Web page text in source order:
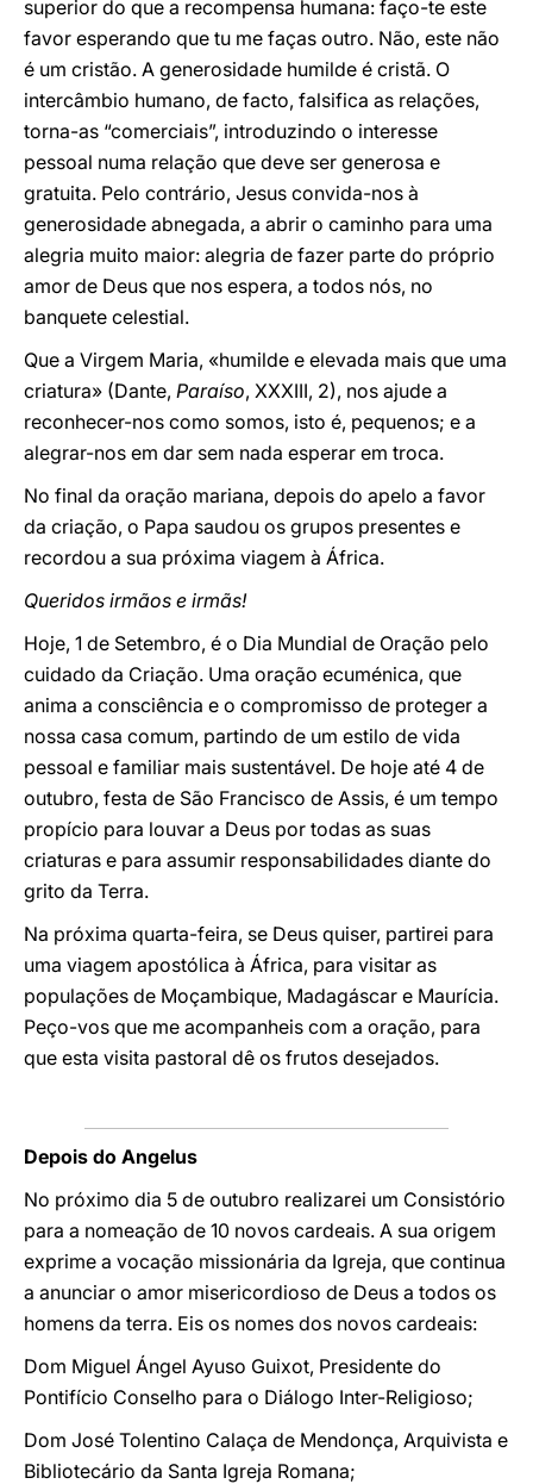
superior do que a recompensa humana: faço-te este
favor esperando que tu me faças outro. Não, este não
é um cristão. A generosidade humilde é cristã. O
intercâmbio humano, de facto, falsifica as relações,
torna-as “comerciais”, introduzindo o interesse
pessoal numa relação que deve ser generosa e
gratuita. Pelo contrário, Jesus convida-nos à
generosidade abnegada, a abrir o caminho para uma
alegria muito maior: alegria de fazer parte do próprio
amor de Deus que nos espera, a todos nós, no
banquete celestial.
Que a Virgem Maria, «humilde e elevada mais que uma
criatura» (Dante, Paraíso, XXXIII, 2), nos ajude a
reconhecer-nos como somos, isto é, pequenos; e a
alegrar-nos em dar sem nada esperar em troca.
No final da oração mariana, depois do apelo a favor
da criação, o Papa saudou os grupos presentes e
recordou a sua próxima viagem à África.
Queridos irmãos e irmãs!
Hoje, 1 de Setembro, é o Dia Mundial de Oração pelo
cuidado da Criação. Uma oração ecuménica, que
anima a consciência e o compromisso de proteger a
nossa casa comum, partindo de um estilo de vida
pessoal e familiar mais sustentável. De hoje até 4 de
outubro, festa de São Francisco de Assis, é um tempo
propício para louvar a Deus por todas as suas
criaturas e para assumir responsabilidades diante do
grito da Terra.
Na próxima quarta-feira, se Deus quiser, partirei para
uma viagem apostólica à África, para visitar as
populações de Moçambique, Madagáscar e Maurícia.
Peço-vos que me acompanheis com a oração, para
que esta visita pastoral dê os frutos desejados.
Depois do Angelus
No próximo dia 5 de outubro realizarei um Consistório
para a nomeação de 10 novos cardeais. A sua origem
exprime a vocação missionária da Igreja, que continua
a anunciar o amor misericordioso de Deus a todos os
homens da terra. Eis os nomes dos novos cardeais:
Dom Miguel Ángel Ayuso Guixot, Presidente do
Pontifício Conselho para o Diálogo Inter-Religioso;
Dom José Tolentino Calaça de Mendonça, Arquivista e
Bibliotecário da Santa Igreja Romana;